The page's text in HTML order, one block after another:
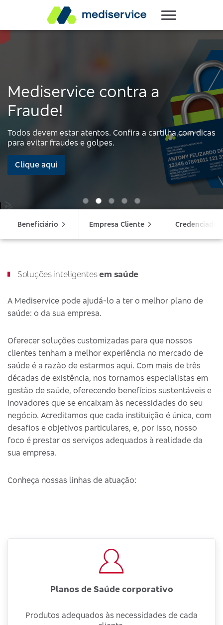
Mediservice contra a
Fraude!
Todos devem estar atentos. Confira a cartilha com dicas
para evitar fraudes e golpes.
Clique aqui
Beneficiário Empresa Cliente Credenciado
Soluções inteligentesem saúde
A Mediservice pode ajudá-lo a ter o melhor plano de
saúde: o da sua empresa.
Oferecer soluções customizadas para que nossos
clientes tenham a melhor experiência no mercado de
saúde é a razão de estarmos aqui. Com mais de três
décadas de existência, nos tornamos especialistas em
gestão de saúde, oferecendo benefícios sustentáveis e
inovadores que se encaixam às necessidades do seu
negócio. Acreditamos que cada instituição é única, com
desafios e objetivos particulares, e, por isso, nosso
foco é prestar os serviços adequados à realidade da
sua empresa.
Conheça nossas linhas de atuação:
Planos de Saúde corporativo
Produtos adequados às necessidades de cada